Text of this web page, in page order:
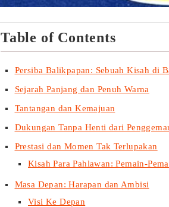
Table of Contents
Persiba Balikpapan: Sebuah Kisah di
Sejarah Panjang dan Penuh Warna
Tantangan dan Kemajuan
Dukungan Tanpa Henti dari
Prestasi dan Momen Tak Terlupakan
Kisah Para Pahlawan: Pemain-
Masa Depan: Harapan dan Ambisi
Visi Ke Depan